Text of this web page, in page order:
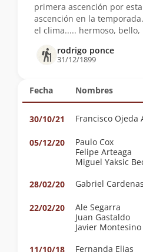
Fecha Nombres
30/10/21 Francisco Ojeda
05/12/20
Paulo Cox
Felipe Arteaga
Miguel
28/02/20
Gabriel Cardenas
22/02/20
Ale Segarra
Juan Gastaldo
Javier Montesino
11/10/18
Fernanda Elias
primera ascención por
ascención en la
el clima..... hermoso,
rodrigo ponce
31/12/1899